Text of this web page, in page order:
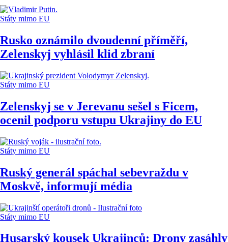
Státy mimo EU
Rusko oznámilo dvoudenní příměří,
Zelenskyj vyhlásil klid zbraní
Státy mimo EU
Zelenskyj se v Jerevanu sešel s Ficem,
ocenil podporu vstupu Ukrajiny do EU
Státy mimo EU
Ruský generál spáchal sebevraždu v
Moskvě, informují média
Státy mimo EU
Husarský kousek Ukrajinců: Drony zasáhly